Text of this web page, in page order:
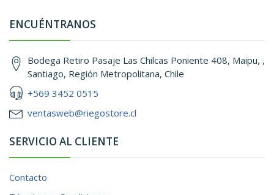
ENCUÉNTRANOS
Bodega Retiro Pasaje Las Chilcas Poniente 408, Maipu, ,
Santiago, Región Metropolitana, Chile
+569 3452 0515
ventasweb@riegostore.cl
SERVICIO AL CLIENTE
Contacto